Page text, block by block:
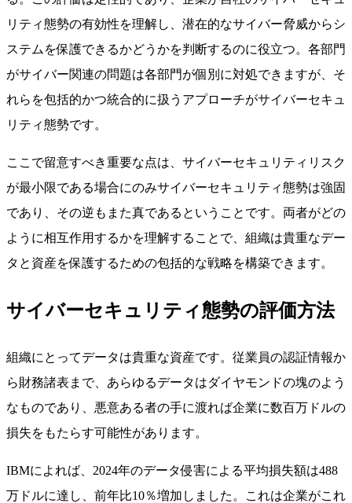
リティ態勢の有効性を理解し、潜在的なサイバー脅威からシ
ステムを保護できるかどうかを判断するのに役立つ。各部門
がサイバー関連の問題は各部門が個別に対処できますが、そ
れらを包括的かつ統合的に扱うアプローチがサイバーセキュ
リティ態勢です。
ここで留意すべき重要な点は、サイバーセキュリティリスク
が最小限である場合にのみサイバーセキュリティ態勢は強固
であり、その逆もまた真であるということです。両者がどの
ように相互作用するかを理解することで、組織は貴重なデー
タと資産を保護するための包括的な戦略を構築できます。
サイバーセキュリティ態勢の評価方法
組織にとってデータは貴重な資産です。従業員の認証情報か
ら財務諸表まで、あらゆるデータはダイヤモンドの塊のよう
なものであり、悪意ある者の手に渡れば企業に数百万ドルの
損失をもたらす可能性があります。
IBMによれば、2024年のデータ侵害による平均損失額は488
万ドルに達し、前年比10％増加しました。これは企業がこれ